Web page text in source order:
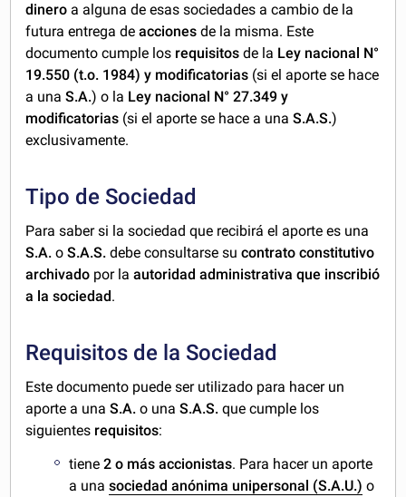
dinero a alguna de esas sociedades a cambio de la
futura entrega deacciones de la misma. Este
documento cumple los requisitos de la Ley nacional N°
19.550 (t.o. 1984) y modificatorias (si el aporte se hace
a unaS.A.) o la Ley nacional N° 27.349 y
modificatorias (si el aporte se hace a unaS.A.S.)
exclusivamente.
Tipo de Sociedad
Para saber si la sociedad que recibirá el aporte es una
S.A. oS.A.S. debe consultarse sucontrato constitutivo
archivado por laautoridad administrativa que inscribió
a la sociedad.
Requisitos de la Sociedad
Este documento puede ser utilizado para hacer un
aporte a unaS.A. o unaS.A.S. que cumple los
siguientes requisitos:
tiene2 o más accionistas. Para hacer un aporte
a unasociedad anónima unipersonal (S.A.U.) o